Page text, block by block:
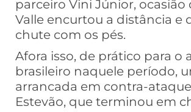
parceiro Vini Júnior, ocasião
Valle encurtou a distância e
chute com os pés.
Afora isso, de prático para o
brasileiro naquele período,
arrancada em contra-
Estevão, que terminou em